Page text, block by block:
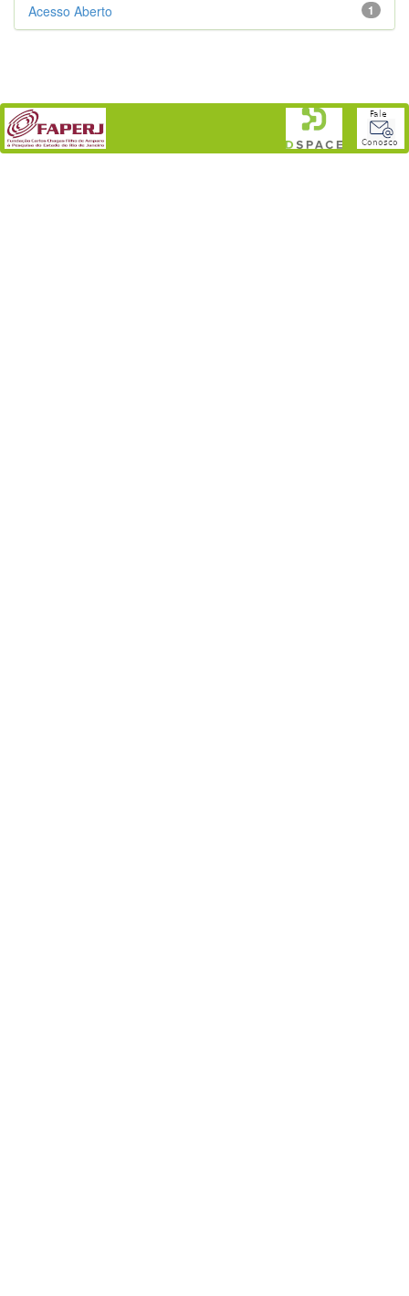
1
Acesso Aberto